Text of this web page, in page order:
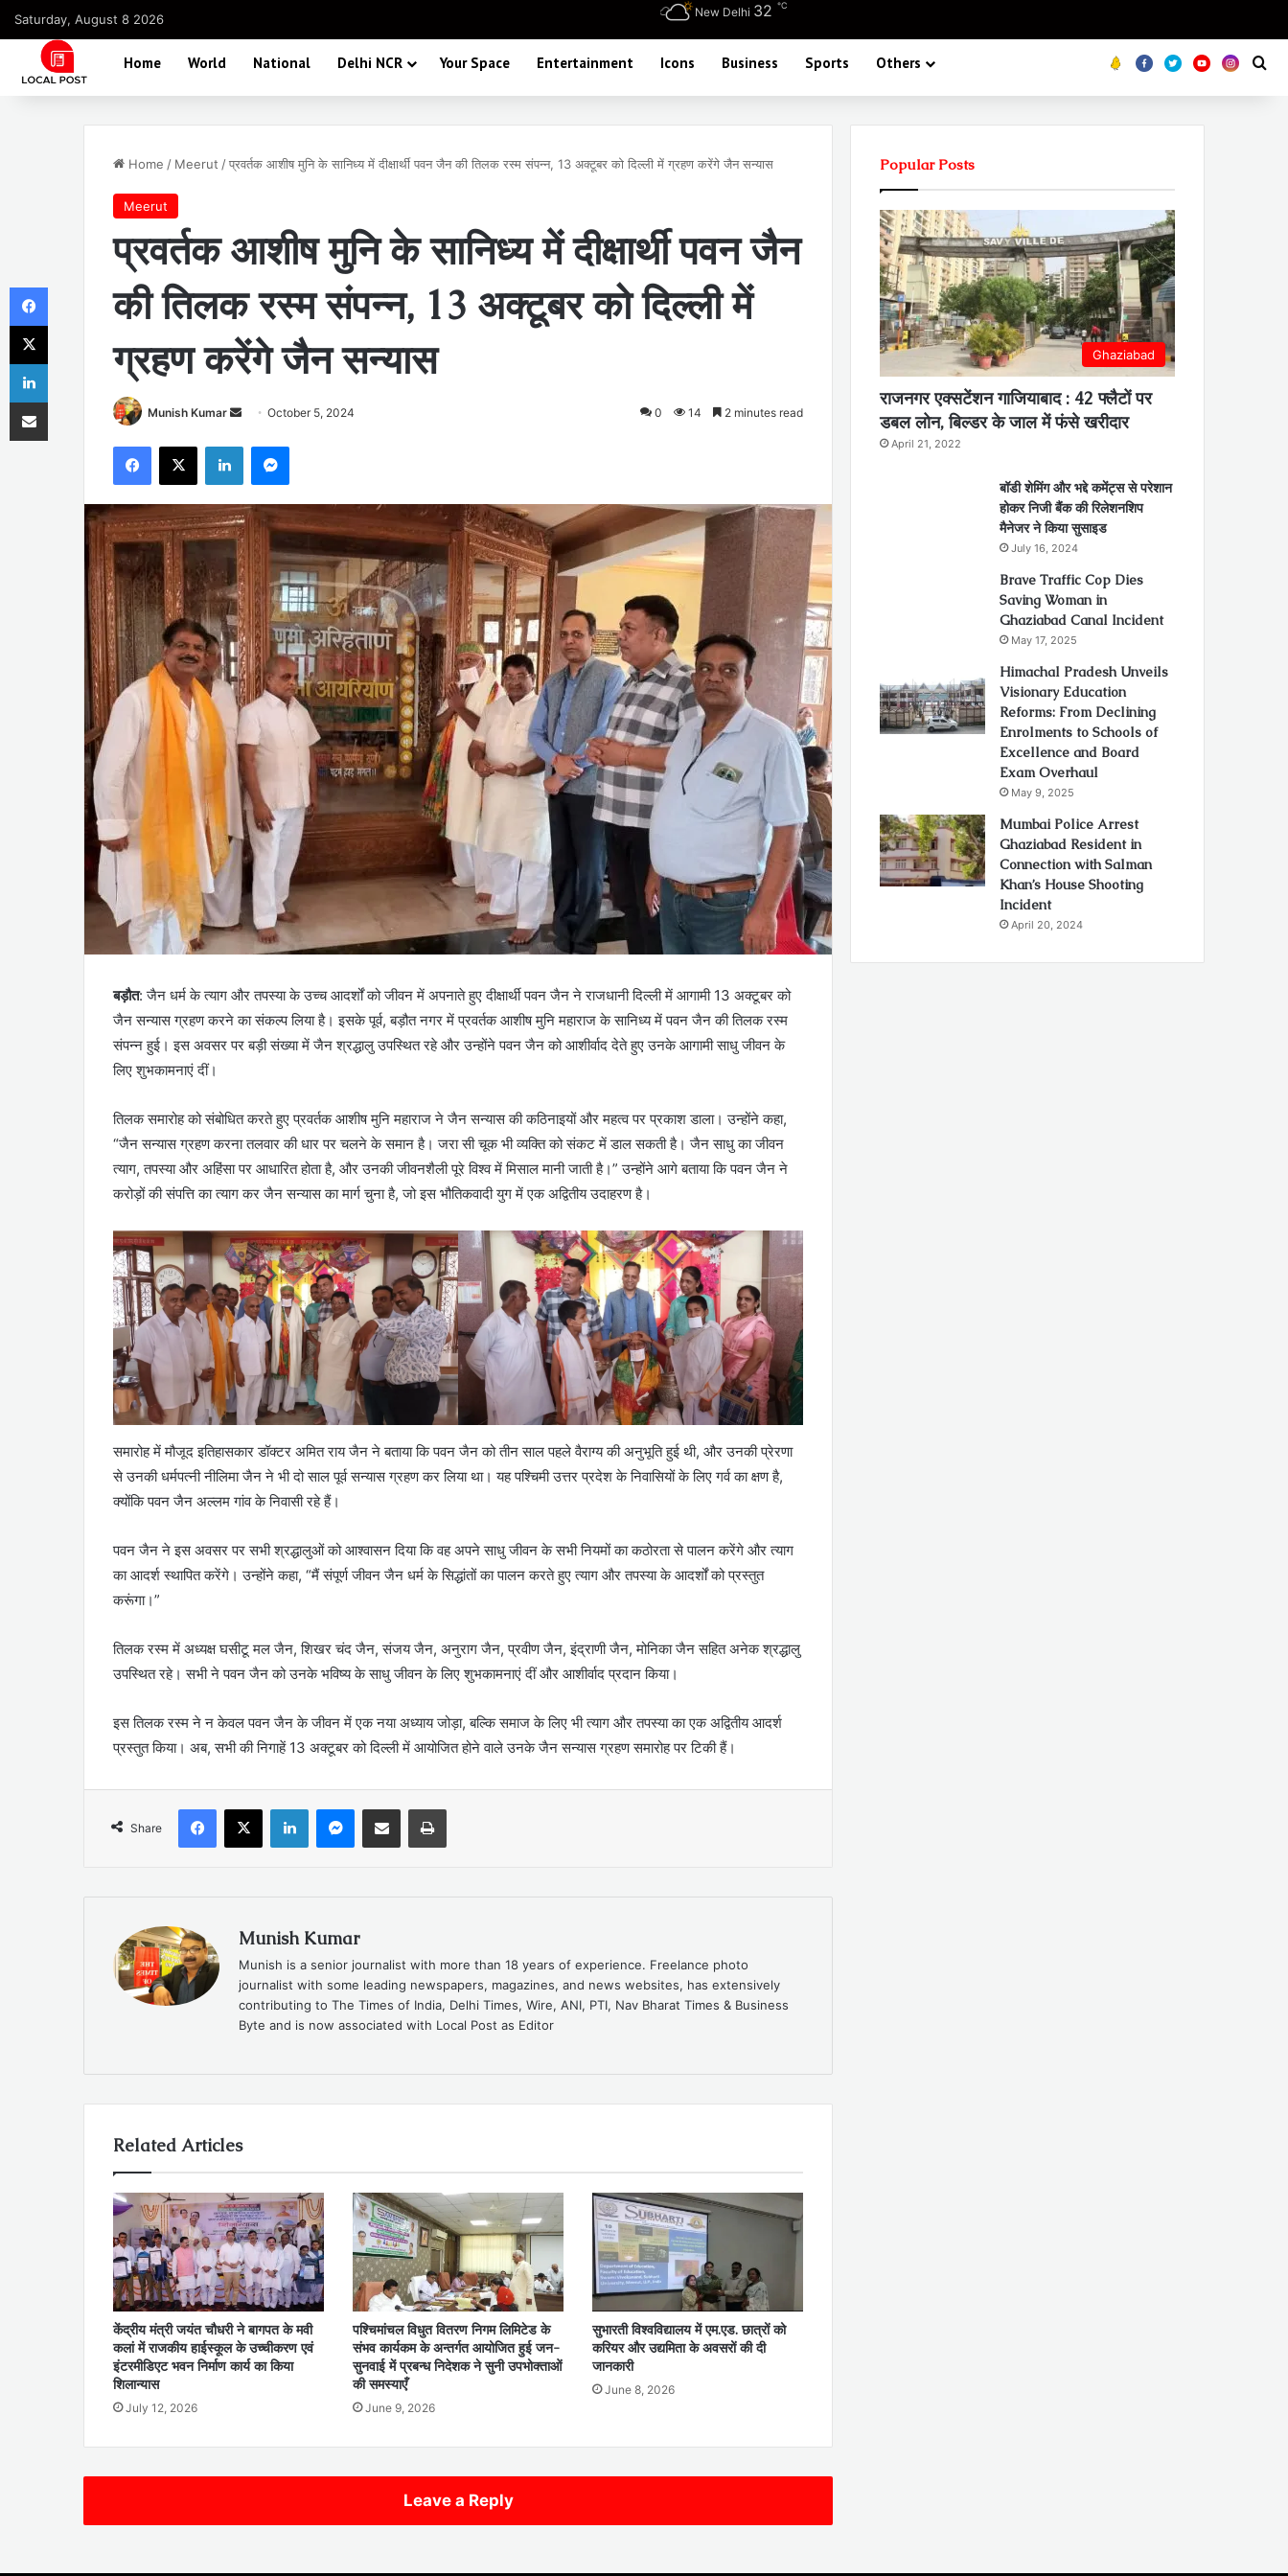
Saturday, August 8 2026 New Delhi 32 ℃
Home World National Delhi NCR Your Space Entertainment Icons Business Sports Others Koo FB TwitterYoutube
Home / Meerut /प्रवर्तक आशीष मुनि के सानिध्य में दीक्षार्थी पवन जैन की तिलक रस्म संपन्न, 13 अक्टूबर को दिल्ली में ग्रहण करेंगे जैन सन्यास
Meerut
प्रवर्तक आशीष मुनि के सानिध्य में दीक्षार्थी पवन जैन
की तिलक रस्म संपन्न, 13 अक्टूबर को दिल्ली में
ग्रहण करेंगे जैन सन्यास
Munish Kumar
Send
email
October 5, 2024 0 14 2 minutes read
Facebook
X LinkedInMessenger
बड़ौत: जैन धर्म के त्याग और तपस्या के उच्च आदर्शों को जीवन में अपनाते हुए दीक्षार्थी पवन जैन ने राजधानी दिल्ली में आगामी 13 अक्टूबर को
जैन सन्यास ग्रहण करने का संकल्प लिया है। इसके पूर्व, बड़ौत नगर में प्रवर्तक आशीष मुनि महाराज के सानिध्य में पवन जैन की तिलक रस्म
संपन्न हुई। इस अवसर पर बड़ी संख्या में जैन श्रद्धालु उपस्थित रहे और उन्होंने पवन जैन को आशीर्वाद देते हुए उनके आगामी साधु जीवन के
लिए शुभकामनाएं दीं।
तिलक समारोह को संबोधित करते हुए प्रवर्तक आशीष मुनि महाराज ने जैन सन्यास की कठिनाइयों और महत्व पर प्रकाश डाला। उन्होंने कहा,
“जैन सन्यास ग्रहण करना तलवार की धार पर चलने के समान है। जरा सी चूक भी व्यक्ति को संकट में डाल सकती है। जैन साधु का जीवन
त्याग, तपस्या और अहिंसा पर आधारित होता है, और उनकी जीवनशैली पूरे विश्व में मिसाल मानी जाती है।” उन्होंने आगे बताया कि पवन जैन ने
करोड़ों की संपत्ति का त्याग कर जैन सन्यास का मार्ग चुना है, जो इस भौतिकवादी युग में एक अद्वितीय उदाहरण है।
समारोह में मौजूद इतिहासकार डॉक्टर अमित राय जैन ने बताया कि पवन जैन को तीन साल पहले वैराग्य की अनुभूति हुई थी, और उनकी प्रेरणा
से उनकी धर्मपत्नी नीलिमा जैन ने भी दो साल पूर्व सन्यास ग्रहण कर लिया था। यह पश्चिमी उत्तर प्रदेश के निवासियों के लिए गर्व का क्षण है,
क्योंकि पवन जैन अल्लम गांव के निवासी रहे हैं।
पवन जैन ने इस अवसर पर सभी श्रद्धालुओं को आश्वासन दिया कि वह अपने साधु जीवन के सभी नियमों का कठोरता से पालन करेंगे और त्याग
का आदर्श स्थापित करेंगे। उन्होंने कहा, “मैं संपूर्ण जीवन जैन धर्म के सिद्धांतों का पालन करते हुए त्याग और तपस्या के आदर्शों को प्रस्तुत
करूंगा।”
तिलक रस्म में अध्यक्ष घसीटू मल जैन, शिखर चंद जैन, संजय जैन, अनुराग जैन, प्रवीण जैन, इंद्राणी जैन, मोनिका जैन सहित अनेक श्रद्धालु
उपस्थित रहे। सभी ने पवन जैन को उनके भविष्य के साधु जीवन के लिए शुभकामनाएं दीं और आशीर्वाद प्रदान किया।
इस तिलक रस्म ने न केवल पवन जैन के जीवन में एक नया अध्याय जोड़ा, बल्कि समाज के लिए भी त्याग और तपस्या का एक अद्वितीय आदर्श
प्रस्तुत किया। अब, सभी की निगाहें 13 अक्टूबर को दिल्ली में आयोजित होने वाले उनके जैन सन्यास ग्रहण समारोह पर टिकी हैं।
Share
Facebook
X LinkedInMessenger
Share via Email Print
Munish Kumar
Munish is a senior journalist with more than 18 years of experience. Freelance photo
journalist with some leading newspapers, magazines, and news websites, has extensively
contributing to The Times of India, Delhi Times, Wire, ANI, PTI, Nav Bharat Times & Business
Byte and is now associated with Local Post as Editor
Related Articles
केंद्रीय मंत्री जयंत चौधरी ने बागपत के मवी
कलां में राजकीय हाईस्कूल के उच्चीकरण एवं
इंटरमीडिएट भवन निर्माण कार्य का किया
शिलान्यास
July 12, 2026
पश्चिमांचल विधुत वितरण निगम लिमिटेड के
संभव कार्यकम के अन्तर्गत आयोजित हुई जन-
सुनवाई में प्रबन्ध निदेशक ने सुनी उपभोक्ताओं
की समस्याएँ
June 9, 2026
सुभारती विश्वविद्यालय में एम.एड. छात्रों को
करियर और उद्यमिता के अवसरों की दी
जानकारी
June 8, 2026
Leave a Reply
Popular Posts
Ghaziabad
राजनगर एक्सटेंशन गाजियाबाद : 42 फ्लैटों पर
डबल लोन, बिल्डर के जाल में फंसे खरीदार
April 21, 2022
बॉडी शेमिंग और भद्दे कमेंट्स से परेशान
होकर निजी बैंक की रिलेशनशिप
मैनेजर ने किया सुसाइड
July 16, 2024
Brave Traffic Cop Dies
Saving Woman in
Ghaziabad Canal Incident
May 17, 2025
Himachal Pradesh Unveils
Visionary Education
Reforms: From Declining
Enrolments to Schools of
Excellence and Board
Exam Overhaul
May 9, 2025
Mumbai Police Arrest
Ghaziabad Resident in
Connection with Salman
Khan’s House Shooting
Incident
April 20, 2024
Facebook
X
LinkedIn
Share via Email